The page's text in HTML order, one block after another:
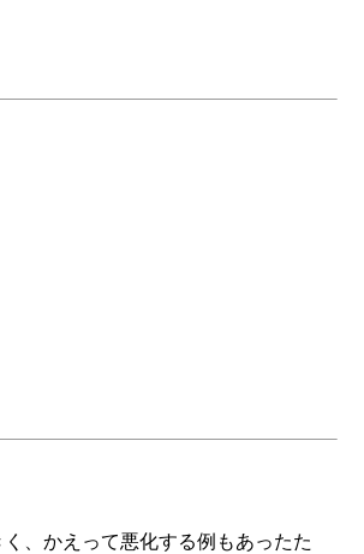
、かえって悪化する例もあったた